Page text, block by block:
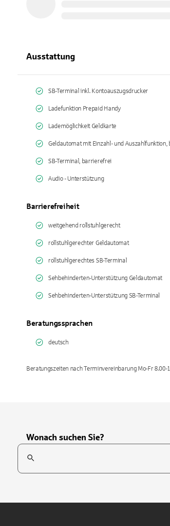
Ausstattung
SB-Terminal inkl. Kontoauszugsdrucker
Ladefunktion Prepaid Handy
Lademöglichkeit Geldkarte
Geldautomat mit Einzahl- und Auszahlfunktion,
SB-Terminal, barrierefrei
Audio - Unterstützung
Barrierefreiheit
weitgehend rollstuhlgerecht
rollstuhlgerechter Geldautomat
rollstuhlgerechtes SB-Terminal
Sehbehinderten-Unterstützung Geldautomat
Sehbehinderten-Unterstützung SB-Terminal
Beratungssprachen
deutsch
Beratungszeiten nach Terminvereinbarung Mo-Fr 8.00-
Wonach suchen Sie?
Suchfeld